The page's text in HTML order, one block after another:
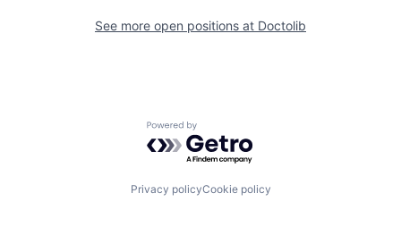
See more open positions at Doctolib
Powered by Getro.com
Privacy policyCookie policy